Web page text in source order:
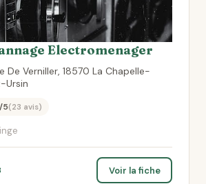
Electromenager
De Verniller, 18570 La Chapelle-
Ursin
5(23 avis)
Voir la fiche